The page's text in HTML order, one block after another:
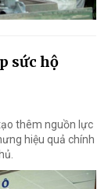
sức hộ
thêm nguồn lực
hiệu quả chính